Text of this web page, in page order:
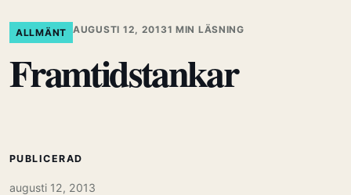
ALLMÄNT AUGUSTI 12, 20131 MIN LÄSNING
Framtidstankar
PUBLICERAD
augusti 12, 2013